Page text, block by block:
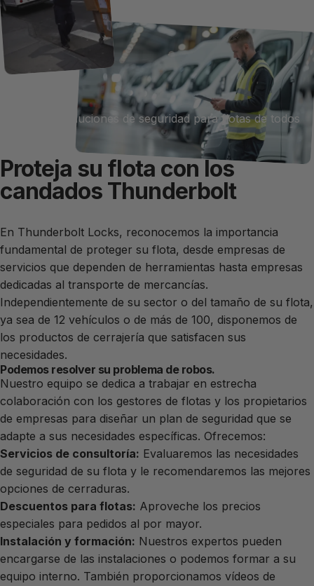
Flotas
Ofrecemos soluciones de seguridad para flotas de todos
Proteja su flota con los
candados Thunderbolt
En Thunderbolt Locks, reconocemos la importancia
fundamental de proteger su flota, desde empresas de
servicios que dependen de herramientas hasta empresas
dedicadas al transporte de mercancías.
Independientemente de su sector o del tamaño de su flota,
ya sea de 12 vehículos o de más de 100, disponemos de
los productos de cerrajería que satisfacen sus
necesidades.
Podemos resolver su problema de robos.
Nuestro equipo se dedica a trabajar en estrecha
colaboración con los gestores de flotas y los propietarios
de empresas para diseñar un plan de seguridad que se
adapte a sus necesidades específicas. Ofrecemos:
Servicios de consultoría: Evaluaremos las necesidades
de seguridad de su flota y le recomendaremos las mejores
opciones de cerraduras.
Descuentos para flotas: Aproveche los precios
especiales para pedidos al por mayor.
Instalación y formación: Nuestros expertos pueden
encargarse de las instalaciones o podemos formar a su
equipo interno. También proporcionamos vídeos de